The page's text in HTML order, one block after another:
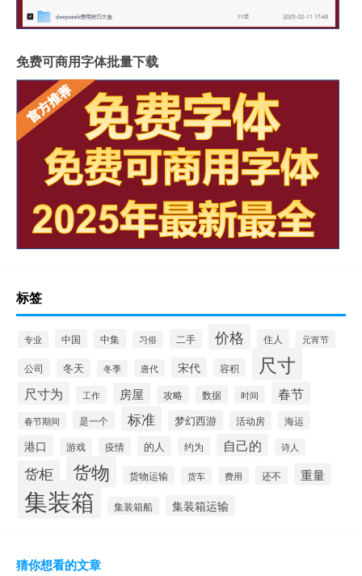
免费可商用字体批量下载
标签
专业 中国 中集 习俗 二手 价格 住人 元宵节
公司 冬天 冬季 唐代 宋代 容积 尺寸
尺寸为 工作 房屋 攻略 数据 时间 春节
春节期间 是一个 标准 梦幻西游 活动房 海运
港口 游戏 疫情 的人 约为 自己的 诗人
货柜 货物 货物运输 货车 费用 还不 重量
集装箱 集装箱船 集装箱运输
猜你想看的文章